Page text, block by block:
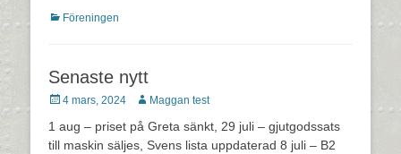
Kategorier
Föreningen
Senaste nytt
Postades
4 mars, 2024 Författare
Maggan test
1 aug – priset på Greta sänkt, 29 juli – gjutgodssats
till maskin säljes, Svens lista uppdaterad 8 juli – B2